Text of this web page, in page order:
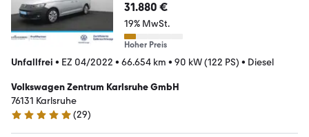
4Motion Navi ACC AHK
31.880 €
19% MwSt.
Hoher Preis
Unfallfrei • EZ 04/2022 • 66.654 km • 90 kW (122 PS) • Diesel
Volkswagen Zentrum Karlsruhe GmbH
76131 Karlsruhe
5 Sterne
(29)